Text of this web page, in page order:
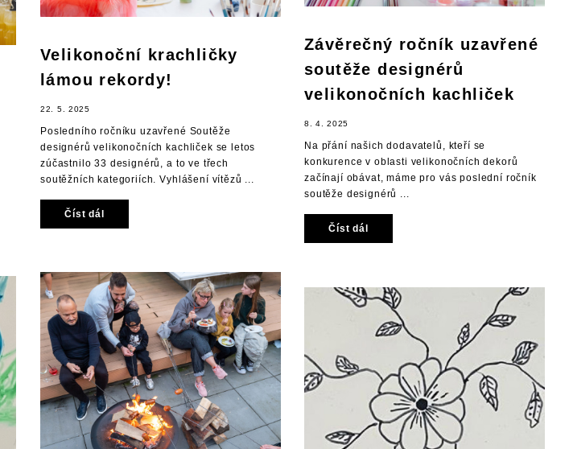
Velikonoční krachličky
lámou rekordy!
22. 5. 2025
Posledního ročníku uzavřené Soutěže
designérů velikonočních kachliček se letos
zúčastnilo 33 designérů, a to ve třech
soutěžních kategoriích. Vyhlášení vítězů ...
Číst dál
Závěrečný ročník uzavřené
soutěže designérů
velikonočních kachliček
8. 4. 2025
Na přání našich dodavatelů, kteří se
konkurence v oblasti velikonočních dekorů
začínají obávat, máme pro vás poslední ročník
soutěže designérů ...
Číst dál